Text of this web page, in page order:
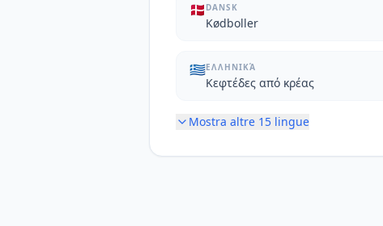
🇩🇰 DANSK
Kødboller
🇬🇷ΕΛΛΗΝΙΚΆ
Κεφτέδες από κρέας
Mostra altre 15 lingue